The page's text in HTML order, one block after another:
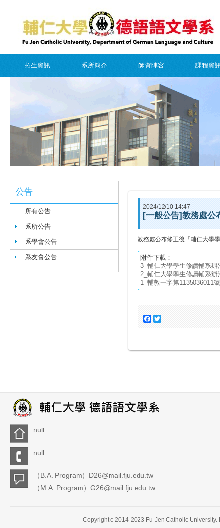
招生資訊 系所簡介 師資陣容 課程資
公告
所有公告
系所公告
系學會公告
系友會公告
2024/12/10 14:47
[一般公告]教務處公
教務處公布修正後「輔仁大學
附件下載：
3_輔仁大學學生修讀輔系辦
2_輔仁大學學生修讀輔系辦
1_輔教一字第1135036011
Facebook
null
null
（B.A. Program）D26@mail.fju.edu.tw
（M.A. Program）G26@mail.fju.edu.tw
Copyright c 2014-2023 Fu-Jen Catholic